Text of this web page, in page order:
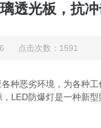
透光板，抗
点击次数：1591
恶劣环境，为各种
LED防爆灯是一种新